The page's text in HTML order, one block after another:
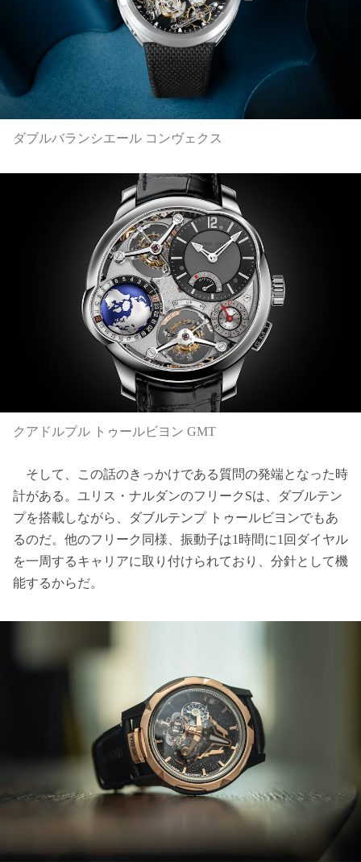
ダブルバランシエール コンヴェクス
クアドルプル トゥールビヨン GMT
そして、この話のきっかけである質問の発端となった時
計がある。ユリス・ナルダンのフリークSは、ダブルテン
プを搭載しながら、ダブルテンプ トゥールビヨンでもあ
るのだ。他のフリーク同様、振動子は1時間に1回ダイヤル
を一周するキャリアに取り付けられており、分針として機
能するからだ。